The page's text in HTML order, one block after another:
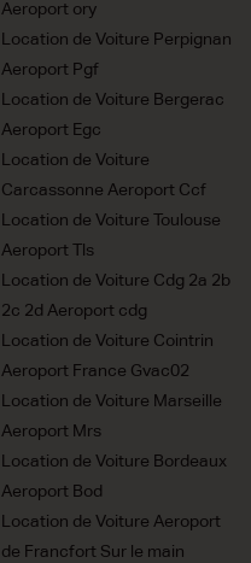
Aeroport ory
Location de Voiture Perpignan
Aeroport Pgf
Location de Voiture Bergerac
Aeroport Egc
Location de Voiture
Carcassonne Aeroport Ccf
Location de Voiture Toulouse
Aeroport Tls
Location de Voiture Cdg 2a 2b
2c 2d Aeroport cdg
Location de Voiture Cointrin
Aeroport France Gvac02
Location de Voiture Marseille
Aeroport Mrs
Location de Voiture Bordeaux
Aeroport Bod
Location de Voiture Aeroport
de Francfort Sur le main